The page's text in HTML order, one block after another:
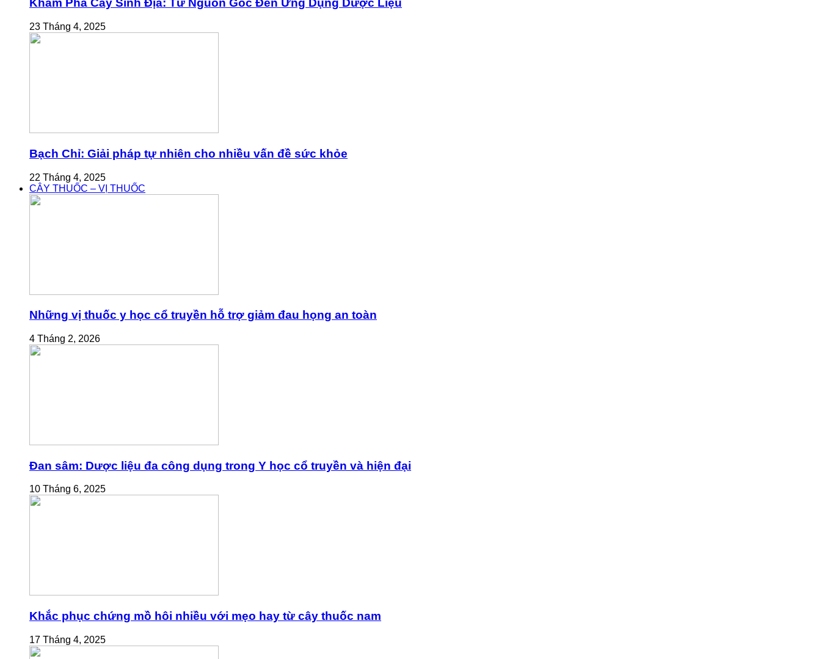
Khám Phá Cây Sinh Địa: Từ Nguồn Gốc Đến Ứng Dụng Dược Liệu
23 Tháng 4, 2025
Bạch Chỉ: Giải pháp tự nhiên cho nhiều vấn đề sức khỏe
22 Tháng 4, 2025
CÂY THUỐC – VỊ THUỐC
Những vị thuốc y học cổ truyền hỗ trợ giảm đau họng an toàn
4 Tháng 2, 2026
Đan sâm: Dược liệu đa công dụng trong Y học cổ truyền và hiện đại
10 Tháng 6, 2025
Khắc phục chứng mồ hôi nhiều với mẹo hay từ cây thuốc nam
17 Tháng 4, 2025